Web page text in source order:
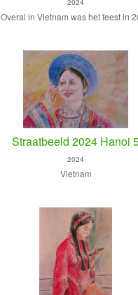
Overal in Vietnam was het feest in
Straatbeeld 2024 Hanoi
2024
Vietnam